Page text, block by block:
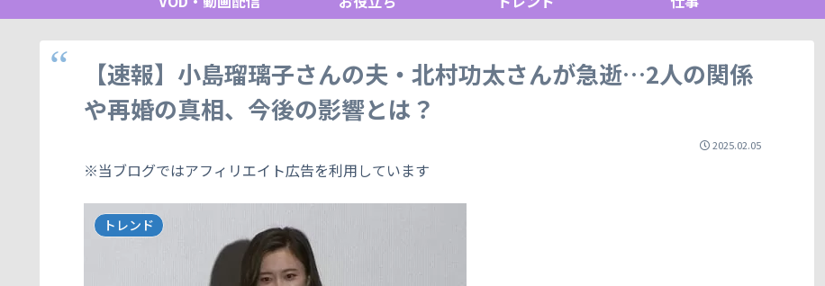
【速報】小島瑠璃子さんの夫・北村功太さんが急逝…2人の関係
や再婚の真相、今後の影響とは？
2025.02.05
※当ブログではアフィリエイト広告を利用しています
トレンド